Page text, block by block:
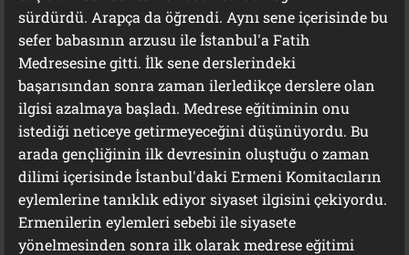
sürdürdü. Arapça da öğrendi. Aynı sene içerisinde bu
sefer babasının arzusu ile İstanbul'a Fatih
Medresesine gitti. İlk sene derslerindeki
başarısından sonra zaman ilerledikçe derslere olan
ilgisi azalmaya başladı. Medrese eğitiminin onu
istediği neticeye getirmeyeceğini düşünüyordu. Bu
arada gençliğinin ilk devresinin oluştuğu o zaman
dilimi içerisinde İstanbul'daki Ermeni Komitacıların
eylemlerine tanıklık ediyor siyaset ilgisini çekiyordu.
Ermenilerin eylemleri sebebi ile siyasete
yönelmesinden sonra ilk olarak medrese eğitimi